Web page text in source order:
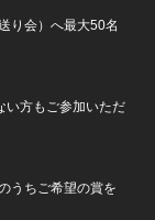
り会）へ最大50名
い方もご参加いただ
うちご希望の賞を